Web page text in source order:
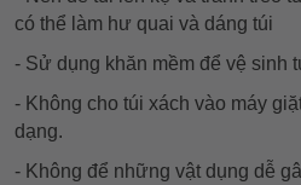
có thể làm hư quai và dáng túi
- Sử dụng khăn mềm để vệ sinh
- Không cho túi xách vào máy
dạng.
- Không để những vật dụng dễ